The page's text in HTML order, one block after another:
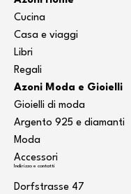
Cucina
Casa e viaggi
Libri
Regali
Azoni Moda e Gioielli
Gioielli di moda
Argento 925 e diamanti
Moda
Accessori
Indirizzo e contatti
Dorfstrasse 47